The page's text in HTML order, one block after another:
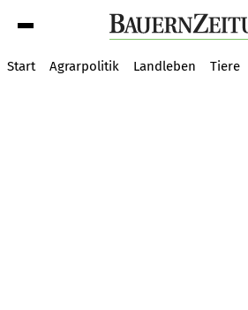
Start Agrarpolitik Landleben Tiere